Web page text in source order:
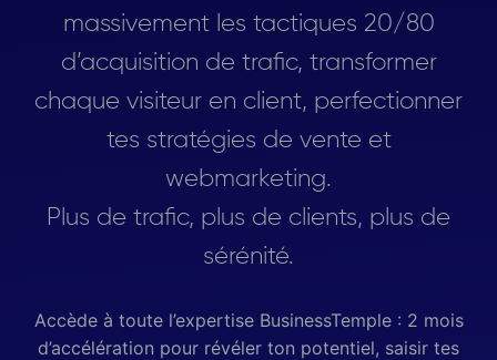
massivement les tactiques 20/80
d’acquisition de trafic, transformer
chaque visiteur en client, perfectionner
tes stratégies de vente et
webmarketing.
Plus de trafic, plus de clients, plus de
sérénité.
Accède à toute l’expertise BusinessTemple : 2 mois
d’accélération pour révéler ton potentiel, saisir tes